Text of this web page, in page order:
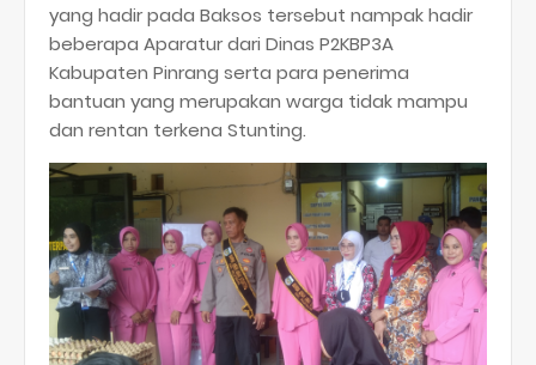
yang hadir pada Baksos tersebut nampak hadir
beberapa Aparatur dari Dinas P2KBP3A
Kabupaten Pinrang serta para penerima
bantuan yang merupakan warga tidak mampu
dan rentan terkena Stunting.